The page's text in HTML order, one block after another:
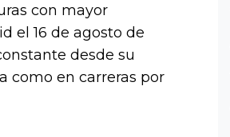
con mayor
el 16 de agosto de
desde su
como en carreras por